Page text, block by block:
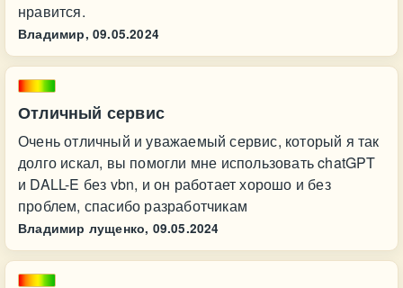
нравится.
Владимир, 09.05.2024
Отличный сервис
Очень отличный и уважаемый сервис, который я так
долго искал, вы помогли мне использовать chatGPT
и DALL-E без vbn, и он работает хорошо и без
проблем, спасибо разработчикам
Владимир лущенко, 09.05.2024